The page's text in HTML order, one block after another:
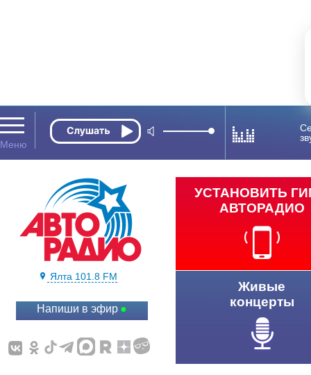
Ялта 101.8 FM
Напиши в эфир
УСТАНОВИТЬ
АВТОРАДИО
Живые
концерты